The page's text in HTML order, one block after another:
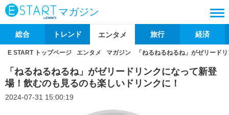
マガジン
総合 トレンド エンタメ 旅行 経済
E START トップページ エンタメ マガジン 「ねるねるねるね」がゼリード
「ねるねるねるね」がゼリードリンクになって新登
場！飲むのも見るのも楽しいドリンクに！
2024-07-31 15:00:19